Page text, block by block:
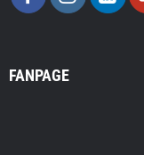
FANPAGE